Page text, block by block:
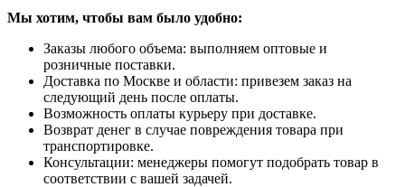
Мы хотим, чтобы вам было удобно:
Заказы любого объема: выполняем оптовые и
розничные поставки.
Доставка по Москве и области: привезем заказ на
следующий день после оплаты.
Возможность оплаты курьеру при доставке.
Возврат денег в случае повреждения товара при
транспортировке.
Консультации: менеджеры помогут подобрать товар в
соответствии с вашей задачей.